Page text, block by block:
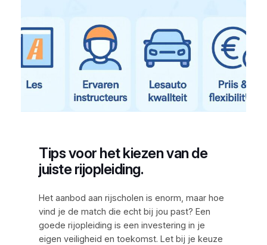
Tips voor het kiezen van de
juiste rijopleiding.
Het aanbod aan rijscholen is enorm, maar hoe
vind je de match die echt bij jou past? Een
goede rijopleiding is een investering in je
eigen veiligheid en toekomst. Let bij je keuze